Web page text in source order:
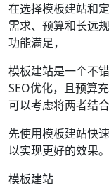
在选择模板建站和
需求、预算和长远
功能满足，
模板建站是一个不
SEO优化，且预算
可以考虑将两者结合
先使用模板建站快
以实现更好的效果。
模板建站